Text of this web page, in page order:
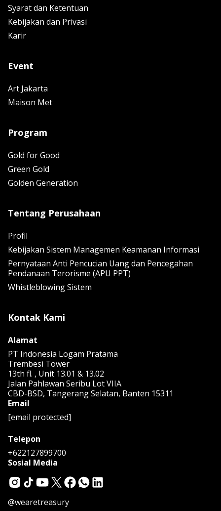
Syarat dan Ketentuan
Kebijakan dan Privasi
Karir
Event
Art Jakarta
Maison Met
Program
Gold for Good
Green Gold
Golden Generation
Tentang Perusahaan
Profil
Kebijakan Sistem Managemen Keamanan Informasi
Pernyataan Anti Pencucian Uang dan Pencegahan
Pendanaan Terorisme (APU PPT)
Whistleblowing Sistem
Kontak Kami
Alamat
PT Indonesia Logam Pratama
Trembesi Tower
13th fl. , Unit 13.01 & 13.02
Jalan Pahlawan Seribu Lot VIIA
CBD-BSD, Tangerang Selatan, Banten 15311
Email
[email protected]
Telepon
+622127899700
Sosial Media
@wearetreasury